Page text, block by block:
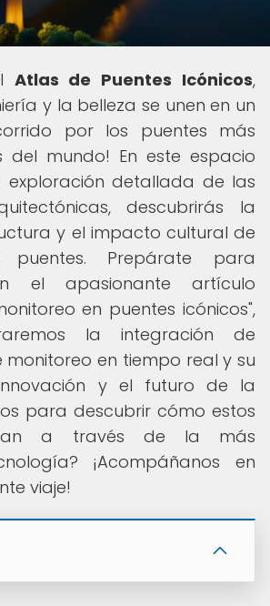
Atlas de Puentes Icónicos,
y la belleza se unen en un
por los puentes más
del mundo! En este espacio
detallada de las
descubrirás la
y el impacto cultural de
puentes. Prepárate para
el apasionante artículo
en puentes icónicos",
la integración de
en tiempo real y su
y el futuro de la
para descubrir cómo estos
a través de la más
¡Acompáñanos en
viaje!